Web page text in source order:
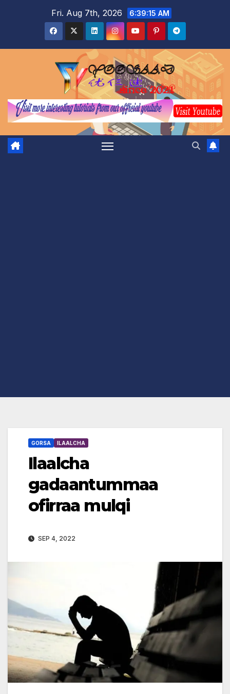
Fri. Aug 7th, 2026 6:39:16 AM
GORSA ILAALCHA
Ilaalcha
gadaantummaa
ofirraa mulqi
SEP 4, 2022